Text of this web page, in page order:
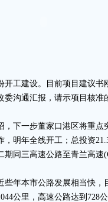
开工建设。目前项目建议
委沟通汇报，请示项目核准
一步董家口港区将重点突
，明年全线开工；总投资
期同三高速公路至青兰高速
本市公路发展相当快，
公里，高速公路达到728